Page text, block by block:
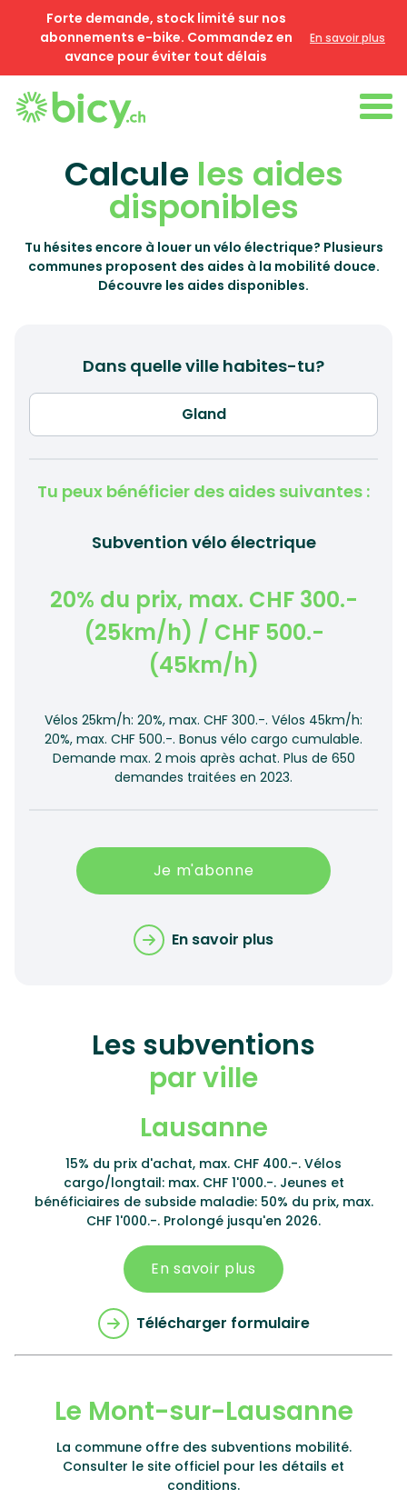
Forte demande, stock limité sur nos
abonnements e-bike. Commandez en
avance pour éviter tout délais
En savoir plus
Calcule les aides
disponibles
Tu hésites encore à louer un vélo électrique? Plusieurs
communes proposent des aides à la mobilité douce.
Découvre les aides disponibles.
Dans quelle ville habites-tu?
Tu peux bénéficier des aides suivantes :
Subvention vélo électrique
20% du prix, max. CHF 300.-
(25km/h) / CHF 500.-
(45km/h)
Vélos 25km/h: 20%, max. CHF 300.-. Vélos 45km/h:
20%, max. CHF 500.-. Bonus vélo cargo cumulable.
Demande max. 2 mois après achat. Plus de 650
demandes traitées en 2023.
Je m'abonne
En savoir plus
Les subventions
par ville
Lausanne
15% du prix d'achat, max. CHF 400.-. Vélos
cargo/longtail: max. CHF 1'000.-. Jeunes et
bénéficiaires de subside maladie: 50% du prix, max.
CHF 1'000.-. Prolongé jusqu'en 2026.
En savoir plus
Télécharger formulaire
Le Mont-sur-Lausanne
La commune offre des subventions mobilité.
Consulter le site officiel pour les détails et
conditions.